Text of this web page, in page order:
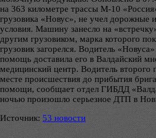
на 363 километре трассы М-10
грузовика «Новус», не учел дорожные
условия. Машину занесло на
другим грузовиком, марка которого
грузовик загорелся. Водитель
помощь доставила его в Валдайский
медицинский центр. Водитель второго
месте происшествия до прибытия
помощи, сообщает отдел ГИБДД
ночью произошло серьезное ДТП в
Источник: 53 новости